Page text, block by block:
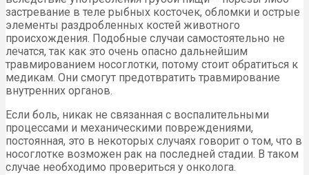
застревание в теле рыбных косточек, обломки и острые
элементы раздробленных костей животного
происхождения. Подобные случаи самостоятельно не
лечатся, так как это очень опасно дальнейшим
травмированием носоглотки, потому стоит обратиться к
медикам. Они смогут предотвратить травмирование
внутренних органов.
Если боль, никак не связанная с воспалительными
процессами и механическими повреждениями,
постоянная, это в некоторых случаях говорит о том, что в
носоглотке возможен рак на последней стадии. В таком
случае необходимо провериться у онколога.